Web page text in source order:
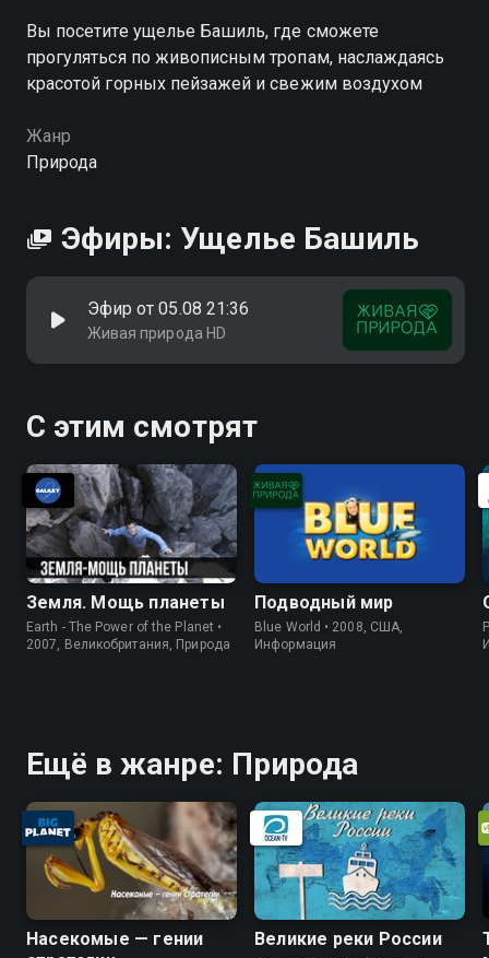
Вы посетите ущелье Башиль, где сможете
прогуляться по живописным тропам, наслаждаясь
красотой горных пейзажей и свежим воздухом
Жанр
Природа
Эфиры: Ущелье Башиль
Эфир от 05.08 21:36
Живая природа HD
С этим смотрят
Земля. Мощь планеты
Earth - The Power of the Planet •
2007, Великобритания, Природа
Подводный мир
Blue World • 2008, США,
Информация
Ещё в жанре: Природа
Насекомые — гении
Великие реки России